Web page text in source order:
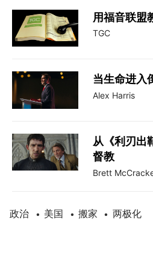
用福音联盟
TGC
当生命进入
Alex Harris
从《利刃出
督教
Brett
政治 • 美国 • 搬家 • 两极化